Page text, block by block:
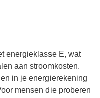
energieklasse E, wat
aan stroomkosten.
in je energierekening
mensen die proberen